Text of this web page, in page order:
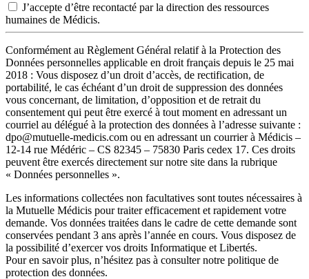
J’accepte d’être recontacté par la direction des ressources
humaines de Médicis.
Conformément au Règlement Général relatif à la Protection des
Données personnelles applicable en droit français depuis le 25 mai
2018 : Vous disposez d’un droit d’accès, de rectification, de
portabilité, le cas échéant d’un droit de suppression des données
vous concernant, de limitation, d’opposition et de retrait du
consentement qui peut être exercé à tout moment en adressant un
courriel au délégué à la protection des données à l’adresse suivante :
dpo@mutuelle-medicis.com ou en adressant un courrier à Médicis –
12-14 rue Médéric – CS 82345 – 75830 Paris cedex 17. Ces droits
peuvent être exercés directement sur notre site dans la rubrique
« Données personnelles ».
Les informations collectées non facultatives sont toutes nécessaires à
la Mutuelle Médicis pour traiter efficacement et rapidement votre
demande. Vos données traitées dans le cadre de cette demande sont
conservées pendant 3 ans après l’année en cours. Vous disposez de
la possibilité d’exercer vos droits Informatique et Libertés.
Pour en savoir plus, n’hésitez pas à consulter notre politique de
protection des données.